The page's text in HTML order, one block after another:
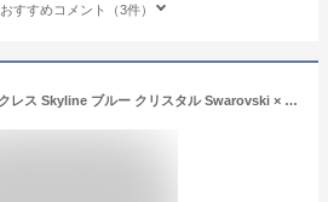
すすめコメント（3件）
スワロフスキー ネックレス Skyline ブルー クリスタル Swarovski × OLIVER WEBER ギフト プレゼント クリスマス □